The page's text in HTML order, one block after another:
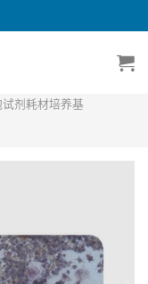
试剂耗材培养基